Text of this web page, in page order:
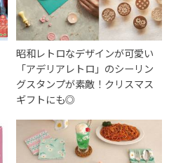
昭和レトロなデザインが可愛い
「アデリアレトロ」のシーリン
グスタンプが素敵！クリスマス
ギフトにも◎